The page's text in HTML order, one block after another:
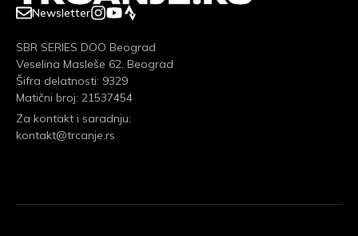
Newsletter
SBR SERIES DOO Beograd
Veselina Masleše 62, Beograd
Šifra delatnosti: 9329
Matični broj: 21537454
Za kontakt i saradnju:
kontakt@trcanje.rs